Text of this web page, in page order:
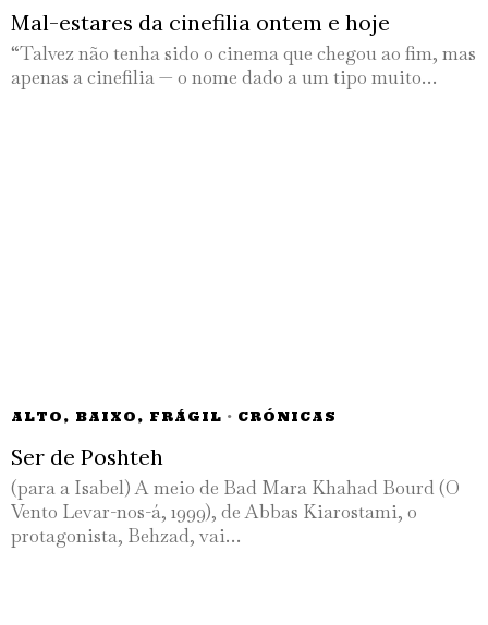
Mal-estares da cinefilia ontem e hoje
“Talvez não tenha sido o cinema que chegou ao fim, mas
apenas a cinefilia — o nome dado a um tipo muito…
ALTO, BAIXO, FRÁGIL · CRÓNICAS
Ser de Poshteh
(para a Isabel) A meio de Bad Mara Khahad Bourd (O
Vento Levar-nos-á, 1999), de Abbas Kiarostami, o
protagonista, Behzad, vai…